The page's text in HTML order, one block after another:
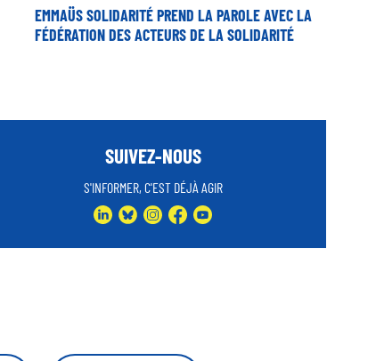
EMMAÜS SOLIDARITÉ PREND LA PAROLE AVEC LA
FÉDÉRATION DES ACTEURS DE LA SOLIDARITÉ
SUIVEZ-NOUS
S'INFORMER, C'EST DÉJÀ AGIR
LINKEDINBLUESKYINSTAGRAMFACEBOOK